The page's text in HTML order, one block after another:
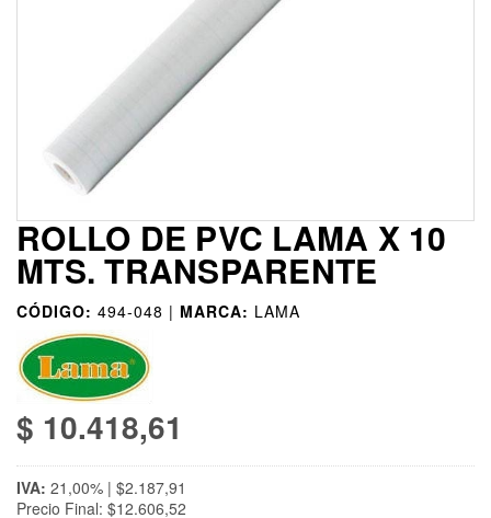
ROLLO DE PVC LAMA X 10
MTS. TRANSPARENTE
CÓDIGO: 494-048 | MARCA: LAMA
$ 10.418,61
IVA: 21,00% | $2.187,91
Precio Final: $12.606,52